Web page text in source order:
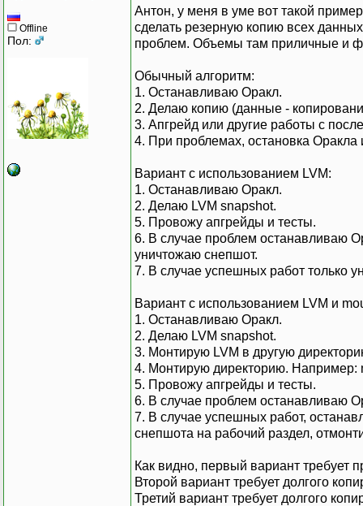
Offline
Пол:
Антон, у меня в уме вот такой
сделать резерную копию всех
проблем. Объемы там приличные и
Обычный алгоритм:
1. Останавливаю Оракл.
2. Делаю копию (данные -
3. Апгрейд или другие работы с
4. При проблемах, остановка Оракла
Вариант с использованием LVM:
1. Останавливаю Оракл.
2. Делаю LVM snapshot.
5. Провожу апгрейды и тесты.
6. В случае проблем останавливаю
уничтожаю снепшот.
7. В случае успешных работ только
Вариант с использованием LVM и
1. Останавливаю Оракл.
2. Делаю LVM snapshot.
3. Монтирую LVM в другую
4. Монтирую директорию. Например:
5. Провожу апгрейды и тесты.
6. В случае проблем останавливаю
7. В случае успешных работ,
снепшота на рабочий раздел,
Как видно, первый вариант требует
Второй вариант требует долгого
Третий вариант требует долгого